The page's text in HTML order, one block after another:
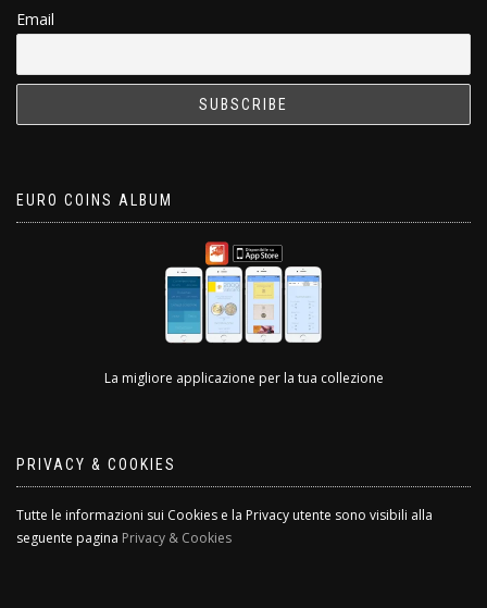
Email
EURO COINS ALBUM
La migliore applicazione per la tua collezione
PRIVACY & COOKIES
Tutte le informazioni sui Cookies e la Privacy utente sono visibili alla
seguente pagina Privacy & Cookies